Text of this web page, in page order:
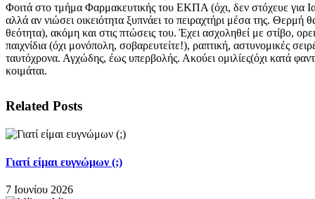
Φοιτά στο τμήμα Φαρμακευτικής του ΕΚΠΑ (όχι, δεν στόχευε για
αλλά αν νιώσει οικειότητα ξυπνάει το πειραχτήρι μέσα της. Θερμή
θεότητα), ακόμη και στις πτώσεις του. Έχει ασχοληθεί με στίβο,
παιχνίδια (όχι μονόπολη, σοβαρευτείτε!), ραπτική, αστυνομικές
ταυτόχρονα. Αγχώδης, έως υπερβολής. Ακούει ομιλίες(όχι κατά
κοιμάται.
Related Posts
Γιατί είμαι ευγνώμων (;)
7 Ιουνίου 2026